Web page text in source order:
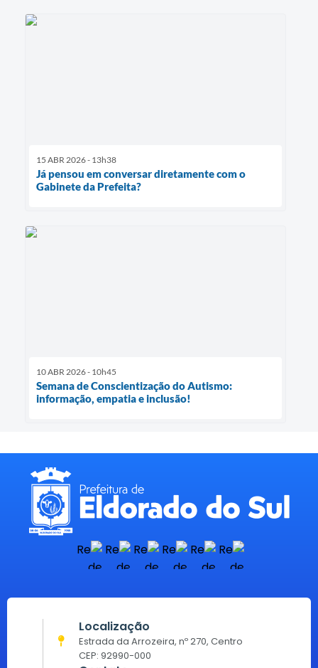
15 ABR 2026 - 13h38
Já pensou em conversar diretamente com o
Gabinete da Prefeita?
10 ABR 2026 - 10h45
Semana de Conscientização do Autismo:
informação, empatia e inclusão!
Localização
Estrada da Arrozeira, nº 270, Centro
CEP: 92990-000